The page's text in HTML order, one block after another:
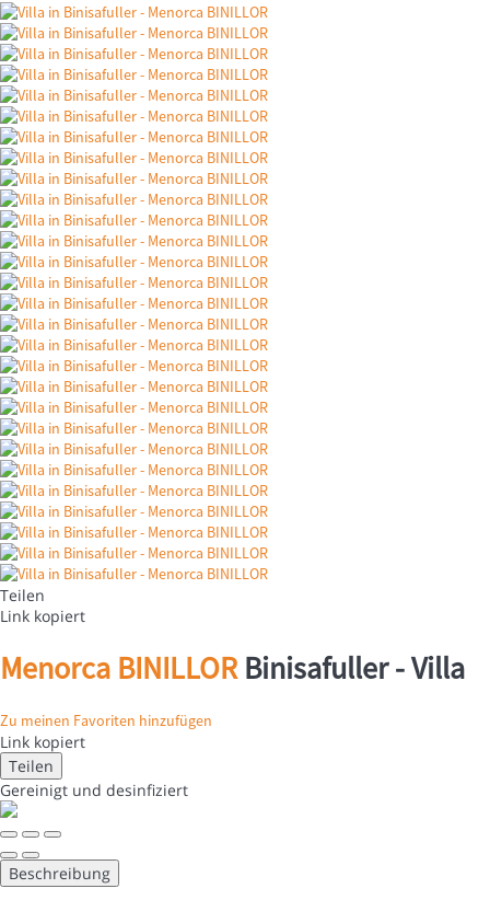
Teilen
Link kopiert
Menorca BINILLORBinisafuller -Villa
Zu meinen Favoriten hinzufügen
Link kopiert
Teilen
Gereinigt und desinfiziert
Beschreibung